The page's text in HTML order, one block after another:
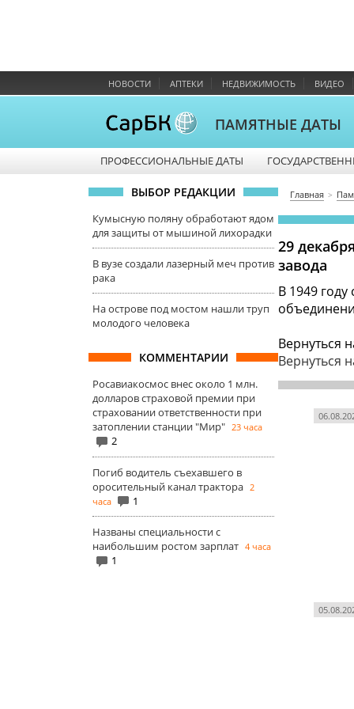
НОВОСТИ АПТЕКИ НЕДВИЖИМОСТЬ ВИДЕО
ПАМЯТНЫЕ ДАТЫ
ПРОФЕССИОНАЛЬНЫЕ ДАТЫ
ВЫБОР РЕДАКЦИИ
Кумысную поляну обработают ядом
для защиты от мышиной лихорадки
В вузе создали лазерный меч против
рака
На острове под мостом нашли труп
молодого человека
КОММЕНТАРИИ
Росавиакосмос внес около 1 млн.
долларов страховой премии при
страховании ответственности при
затоплении станции "Мир" 23 часа
2
Погиб водитель съехавшего в
оросительный канал трактора 2
часа
1
Названы специальности с
наибольшим ростом зарплат 4 часа
1
Главная
29
завода
В 1949
Вернуться
Вернуться